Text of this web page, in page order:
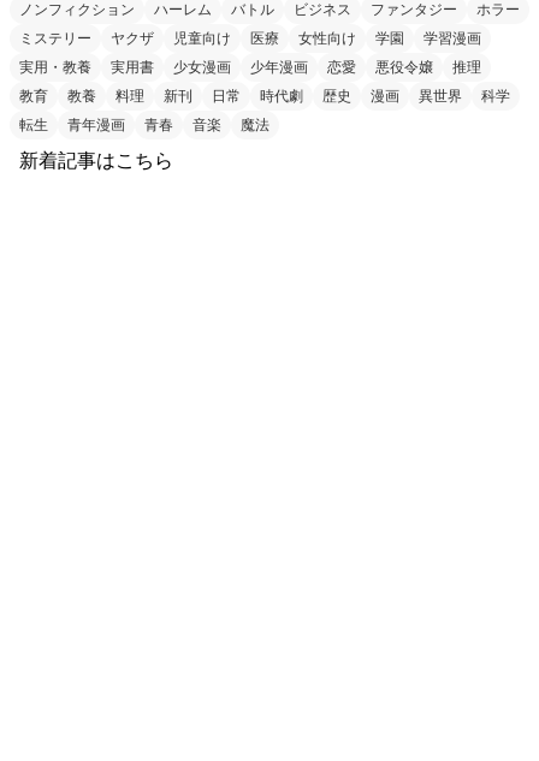
ノンフィクション
ハーレム バトル ビジネス ファンタジー
ホラー
ミステリー
ヤクザ 児童向け 医療 女性向け 学園
学習漫画
実用・教養
実用書 少女漫画 少年漫画 恋愛 悪役令嬢
推理
教育
教養 料理 新刊 日常 時代劇 歴史 漫画 異世界
科学
転生
青年漫画 青春 音楽 魔法
新着記事はこちら